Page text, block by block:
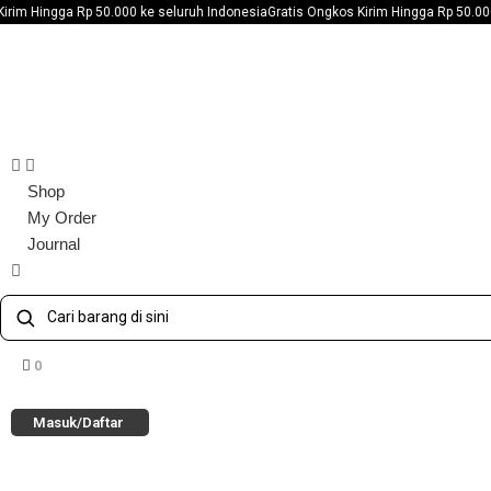
ke seluruh IndonesiaGratis Ongkos Kirim Hingga Rp 50.000 ke seluruh
Shop
My Order
Journal
0
Masuk/Daftar